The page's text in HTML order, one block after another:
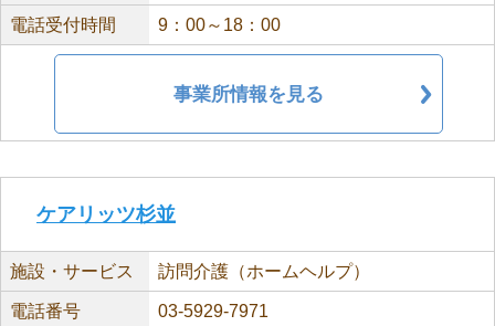
電話受付時間 9：00～18：00
事業所情報を見る
ケアリッツ杉並
施設・サービス 訪問介護（ホームヘルプ）
電話番号 03-5929-7971